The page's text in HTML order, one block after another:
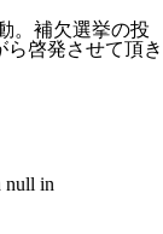
。補欠選挙の投
啓発させて頂き
null in